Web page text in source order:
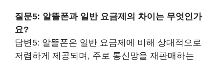
질문5: 알뜰폰과 일반 요금제의 차이는 무엇인가
요?
답변5: 알뜰폰은 일반 요금제에 비해 상대적으로
저렴하게 제공되며, 주로 통신망을 재판매하는